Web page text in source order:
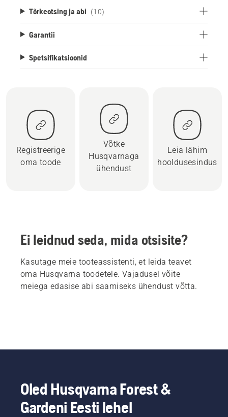
Tõrkeotsing ja abi (10)
Garantii
Spetsifikatsioonid
Registreerige
oma toode
Võtke
Husqvarnaga
ühendust
Leia lähim
hooldusesindus
Ei leidnud seda, mida otsisite?
Kasutage meie tooteassistenti, et leida teavet
oma Husqvarna toodetele. Vajadusel võite
meiega edasise abi saamiseks ühendust võtta.
Oled Husqvarna Forest &
Gardeni Eesti lehel